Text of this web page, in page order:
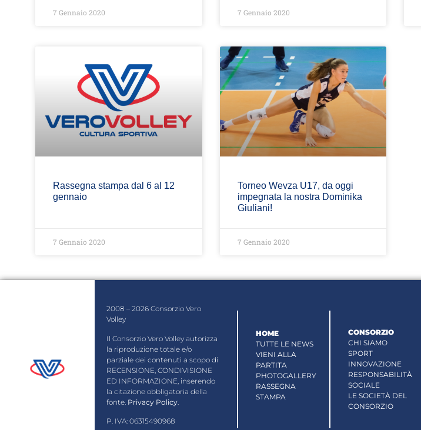
7 Gennaio 2020 7 Gennaio 2020
Rassegna stampa dal 6 al 12
gennaio
7 Gennaio 2020
Torneo Wevza U17, da oggi
impegnata la nostra Dominika
Giuliani!
7 Gennaio 2020
2008 – 2026 Consorzio Vero
Volley
Il Consorzio Vero Volley autorizza
la riproduzione totale e/o
parziale dei contenuti a scopo di
RECENSIONE, CONDIVISIONE
ED INFORMAZIONE, inserendo
la citazione obbligatoria della
fonte. Privacy Policy
P. IVA: 06315490968
HOME
TUTTE LE NEWS
VIENI ALLA
PARTITA
PHOTOGALLERY
RASSEGNA
STAMPA
CONSORZIO
CHI SIAMO
SPORT
INNOVAZIONE
RESPONSABILITÀ
SOCIALE
LE SOCIETÀ DEL
CONSORZIO